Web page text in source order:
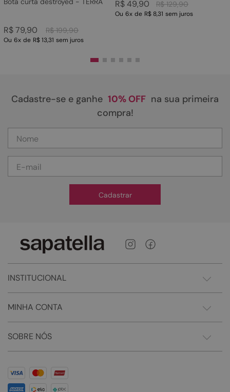
R$ 199,90
R$79,90
Ou 6x de R$ 13,31 sem juros
R$ 129,90
R$49,90
Ou 6x de R$ 8,31 sem juros
Cadastre-se e ganhe 10% OFF na sua primeira
compra!
Cadastrar
INSTITUCIONAL
MINHA CONTA
SOBRE NÓS